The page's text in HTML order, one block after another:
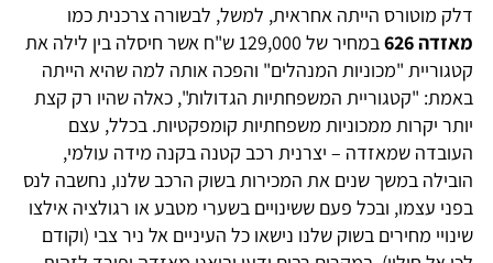
דלק מוטורס הייתה אחראית, למשל, לבשורה צרכנית כמו
מאזדה 626
במחיר של 129,000 ש"ח אשר חיסלה בין לילה את
קטגוריית "מכוניות המנהלים" והפכה אותה למה שהיא הייתה
באמת: "קטגוריית המשפחתיות הגדולות", כאלה שהיו רק קצת
יותר יקרות ממכוניות משפחתיות קומפקטיות. בכלל, עצם
העובדה שמאזדה – יצרנית רכב קטנה בקנה מידה עולמי,
הובילה במשך שנים את המכירות בשוק הרכב שלנו, נחשבה לנס
בפני עצמו, ובכל פעם ששינויים בשערי מטבע או רגולציה אילצו
שינויי מחירים בשוק שלנו נישאו כל העיניים אל ניר צבי (וקודם